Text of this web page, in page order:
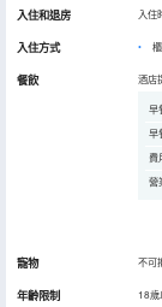
入住和退房 入
入住方式
餐飲 酒店
早
早
費
營
寵物 不可
年齡限制 18歲